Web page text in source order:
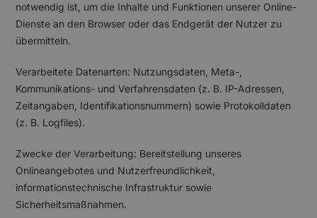
notwendig ist, um die Inhalte und Funktionen unserer Online-
Dienste an den Browser oder das Endgerät der Nutzer zu
übermitteln.
Verarbeitete Datenarten: Nutzungsdaten, Meta-,
Kommunikations- und Verfahrensdaten (z. B. IP-Adressen,
Zeitangaben, Identifikationsnummern) sowie Protokolldaten
(z. B. Logfiles).
Zwecke der Verarbeitung: Bereitstellung unseres
Onlineangebotes und Nutzerfreundlichkeit,
informationstechnische Infrastruktur sowie
Sicherheitsmaßnahmen.